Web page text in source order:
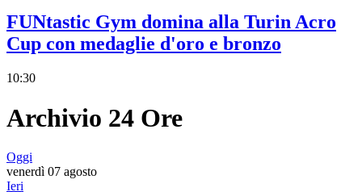
FUNtastic Gym domina alla Turin Acro
Cup con medaglie d'oro e bronzo
10:30
Archivio 24 Ore
Oggi
venerdì 07 agosto
Ieri